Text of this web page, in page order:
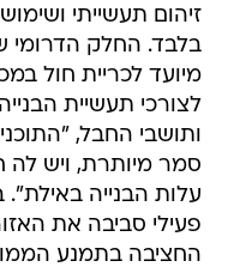
מיועד לכריית חול
לצורכי תעשיית
ותושבי החבל,
סמר מיותרת, ויש לה
עלות הבנייה באילת".
פעילי סביבה את
החציבה בתמנע